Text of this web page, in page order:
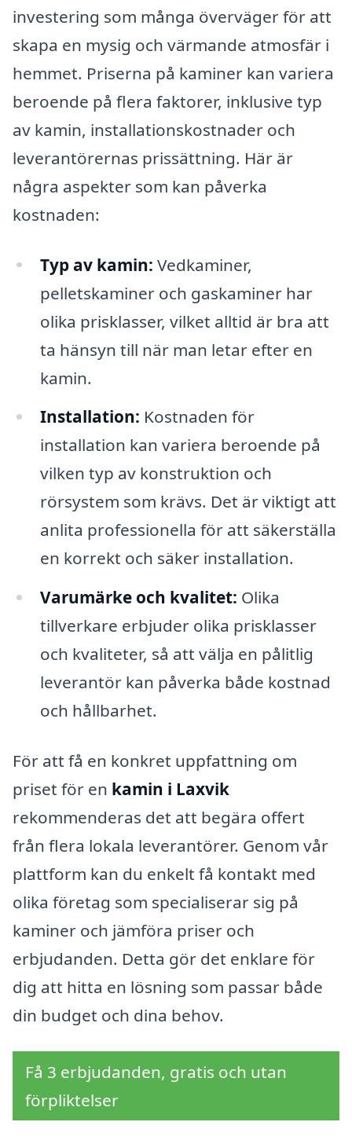
investering som många överväger för att
skapa en mysig och värmande atmosfär i
hemmet. Priserna på kaminer kan variera
beroende på flera faktorer, inklusive typ
av kamin, installationskostnader och
leverantörernas prissättning. Här är
några aspekter som kan påverka
kostnaden:
Typ av kamin: Vedkaminer,
pelletskaminer och gaskaminer har
olika prisklasser, vilket alltid är bra att
ta hänsyn till när man letar efter en
kamin.
Installation: Kostnaden för
installation kan variera beroende på
vilken typ av konstruktion och
rörsystem som krävs. Det är viktigt att
anlita professionella för att säkerställa
en korrekt och säker installation.
Varumärke och kvalitet: Olika
tillverkare erbjuder olika prisklasser
och kvaliteter, så att välja en pålitlig
leverantör kan påverka både kostnad
och hållbarhet.
För att få en konkret uppfattning om
priset för en kamin i Laxvik
rekommenderas det att begära offert
från flera lokala leverantörer. Genom vår
plattform kan du enkelt få kontakt med
olika företag som specialiserar sig på
kaminer och jämföra priser och
erbjudanden. Detta gör det enklare för
dig att hitta en lösning som passar både
din budget och dina behov.
Få 3 erbjudanden, gratis och utan
förpliktelser